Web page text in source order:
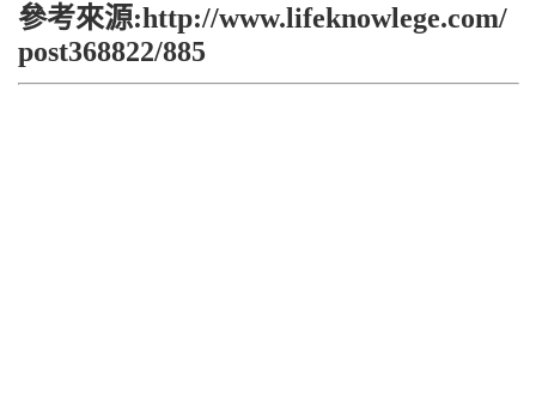
參考來源:http://www.lifeknowlege.com/
post368822/885